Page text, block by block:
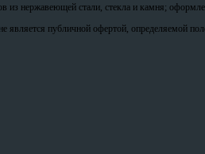
нержавеющей стали, стекла и камня;
является публичной офертой, определяемой